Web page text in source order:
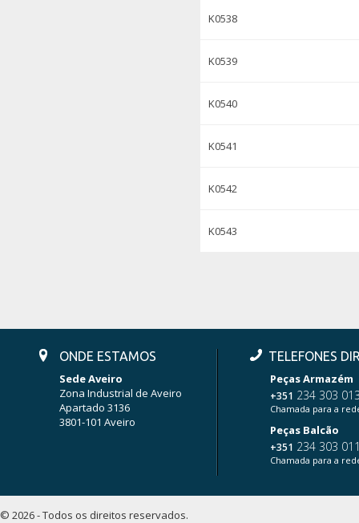
K0538
K0539
K0540
K0541
K0542
K0543
ONDE ESTAMOS
Sede Aveiro
Zona Industrial de Aveiro
Apartado 3136
3801-101 Aveiro
TELEFONES
Peças Armazém
+351 234 303
Chamada para a
Peças Balcão
+351 234 303
Chamada para a
© 2026 - Todos os direitos reservados.